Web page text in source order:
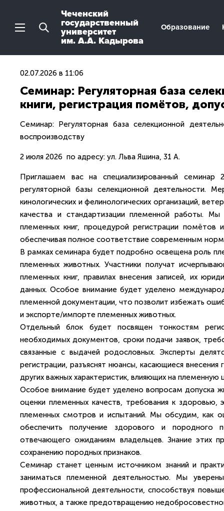
Чеченский
государственный
университет
им. А.А. Кадырова
Образование
02.07.2026 в 11:06
Семинар: Регуляторная база
книги, регистрация помётов,
Семинар: Регуляторная база селекционной
воспроизводству
2 июля 2026 по адресу: ул. Льва Яшина, 31 А.
Приглашаем вас на специализированный
регуляторной базы селекционной деятельности.
кинологических и фелинологических организаций,
качества и стандартизации племенной работы.
племенных книг, процедурой регистрации помётов
обеспечивая полное соответствие современным
В рамках семинара будет подробно освещена роль
племенных животных. Участники получат
племенных книг, правилах внесения записей, их
данных. Особое внимание будет уделено
племенной документации, что позволит избежать
и экспорте/импорте племенных животных.
Отдельный блок будет посвящен тонкостям
необходимых документов, сроки подачи заявок,
связанные с выдачей родословных. Эксперты
регистрации, разъяснят нюансы, касающиеся внесения
других важных характеристик, влияющих на племенную
Особое внимание будет уделено вопросам допуска
оценки племенных качеств, требования к
племенных смотров и испытаний. Мы обсудим, как
обеспечить получение здорового и породного
отвечающего ожиданиям владельцев. Знание этих
сохранению породных признаков.
Семинар станет ценным источником знаний и
заниматься племенной деятельностью. Мы
профессиональной деятельности, способствуя
животных, а также предотвращению